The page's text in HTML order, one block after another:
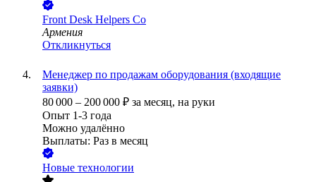
Front Desk Helpers Co
Армения
Откликнуться
Менеджер по продажам оборудования (входящие
заявки)
80 000 – 200 000 ₽ за месяц, на руки
Опыт 1-3 года
Можно удалённо
Выплаты: Раз в месяц
Новые технологии